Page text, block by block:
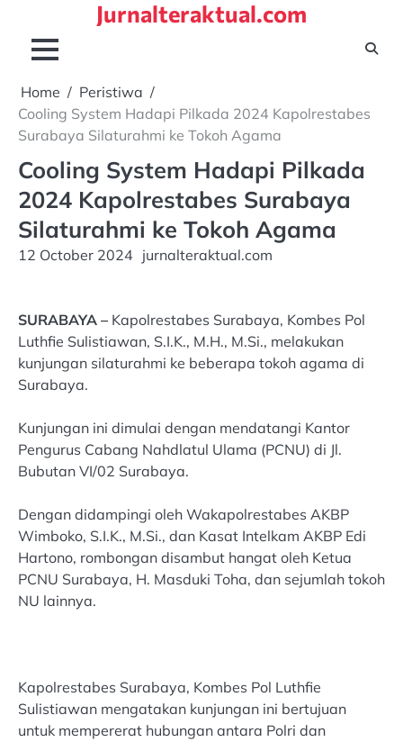
content
Jurnalteraktual.com
Home
Peristiwa
Cooling System Hadapi Pilkada 2024 Kapolrestabes
Surabaya Silaturahmi ke Tokoh Agama
Cooling System Hadapi Pilkada
2024 Kapolrestabes Surabaya
Silaturahmi ke Tokoh Agama
12 October 2024 jurnalteraktual.com
SURABAYA –Kapolrestabes Surabaya, Kombes Pol
Luthfie Sulistiawan, S.I.K., M.H., M.Si., melakukan
kunjungan silaturahmi ke beberapa tokoh agama di
Surabaya.
Kunjungan ini dimulai dengan mendatangi Kantor
Pengurus Cabang Nahdlatul Ulama (PCNU) di Jl.
Bubutan VI/02 Surabaya.
Dengan didampingi oleh Wakapolrestabes AKBP
Wimboko, S.I.K., M.Si., dan Kasat Intelkam AKBP Edi
Hartono, rombongan disambut hangat oleh Ketua
PCNU Surabaya, H. Masduki Toha, dan sejumlah tokoh
NU lainnya.
Kapolrestabes Surabaya, Kombes Pol Luthfie
Sulistiawan mengatakan kunjungan ini bertujuan
untuk mempererat hubungan antara Polri dan